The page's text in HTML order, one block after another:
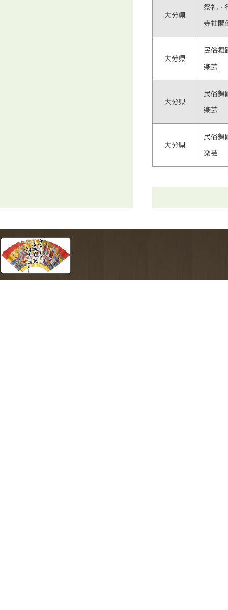
大分県
祭礼・
寺社関
大分県
民俗舞
楽芸
大分県
民俗舞
楽芸
大分県
民俗舞
楽芸